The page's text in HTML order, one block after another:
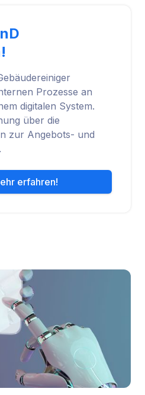
Prozesse an
digitalen System.
über die
zur Angebots- und
erfahren!